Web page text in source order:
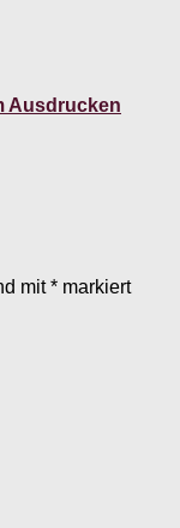
Ausdrucken
mit* markiert